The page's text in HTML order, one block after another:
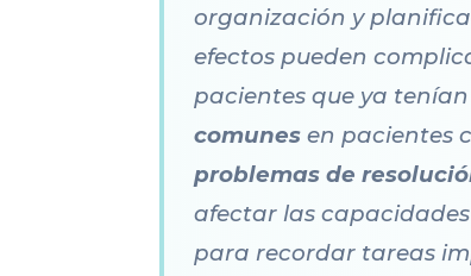
organización y
efectos pueden
pacientes que ya
comunes en pacientes
problemas de
afectar las capacidades
para recordar tareas